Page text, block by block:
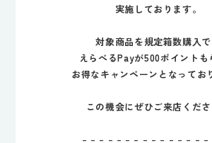
実施しております。
対象商品を規定箱数購入で
えらべるPayが500ポイントも
お得なキャンペーンとなってお
この機会にぜひご来店くだ
– – – – – – – – – – – – – – –